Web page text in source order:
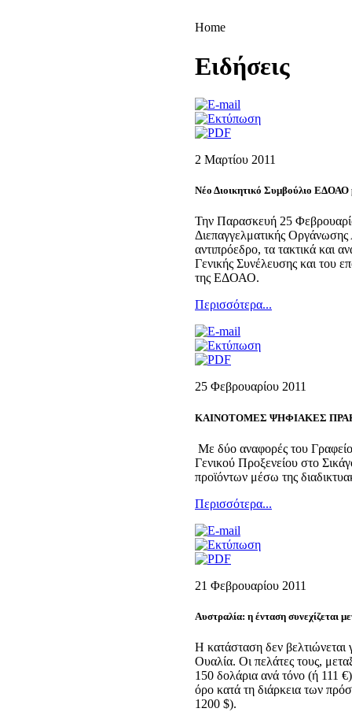
Home
Eιδήσεις
2 Μαρτίου 2011
Νέο Διοικητικό Συμβούλιο
Την Παρασκευή 25
Διεπαγγελματικής
αντιπρόεδρο, τα τακτικά και
Γενικής Συνέλευσης και του
της ΕΔΟΑΟ.
Περισσότερα...
25 Φεβρουαρίου 2011
KAINOTOMΕΣ ΨΗΦΙΑΚΕΣ
Με δύο αναφορές του
Γενικού Προξενείου στο
προϊόντων μέσω της
Περισσότερα...
21 Φεβρουαρίου 2011
Αυστραλία: η ένταση συνεχίζεται
Η κατάσταση δεν
Ουαλία. Οι πελάτες τους,
150 δολάρια ανά τόνο (ή 111
όρο κατά τη διάρκεια των
1200 $).